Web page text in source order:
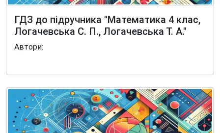
ГДЗ до підручника "Математика 4 клас,
Логачевська С. П., Логачевська Т. А."
Автори: